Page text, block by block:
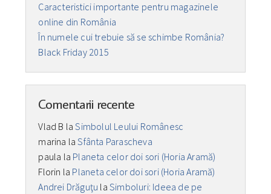
Caracteristici importante pentru magazinele
online din România
În numele cui trebuie să se schimbe România?
Black Friday 2015
Comentarii recente
Vlad B laSimbolul Leului Românesc
marina laSfânta Parascheva
paula la Planeta celor doi sori (Horia Aramă)
Florin la Planeta celor doi sori (Horia Aramă)
Andrei Drăguţu laSimboluri: Ideea de pe